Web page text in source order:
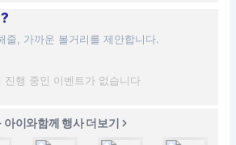
줄, 가까운 볼거리를 제안합니다.
진행 중인 이벤트가 없습니다
아이와함께 행사 더보기